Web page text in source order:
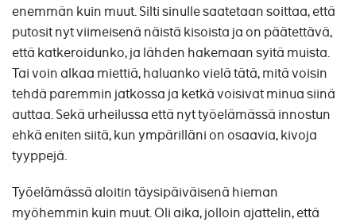
enemmän kuin muut. Silti sinulle saatetaan soittaa, että
putosit nyt viimeisenä näistä kisoista ja on päätettävä,
että katkeroidunko, ja lähden hakemaan syitä muista.
Tai voin alkaa miettiä, haluanko vielä tätä, mitä voisin
tehdä paremmin jatkossa ja ketkä voisivat minua siinä
auttaa. Sekä urheilussa että nyt työelämässä innostun
ehkä eniten siitä, kun ympärilläni on osaavia, kivoja
tyyppejä.
Työelämässä aloitin täysipäiväisenä hieman
myöhemmin kuin muut. Oli aika, jolloin ajattelin, että